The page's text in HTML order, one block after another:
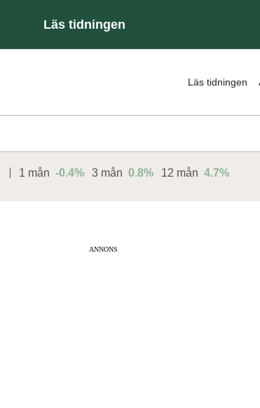
Läs tidningen
Läs tidningen
1 mån -0.4% 3 mån 0.8% 12 mån 4.7%
ANNONS